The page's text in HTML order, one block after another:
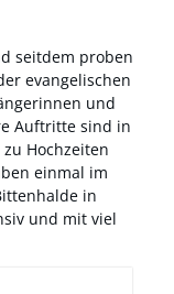
seitdem proben
evangelischen
und
Auftritte sind in
Hochzeiten
einmal im
in
und mit viel